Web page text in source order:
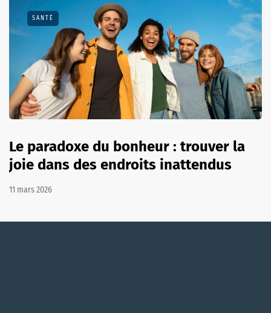
SANTÉ
Le paradoxe du bonheur : trouver la
joie dans des endroits inattendus
11 mars 2026